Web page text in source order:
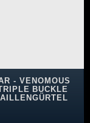
- VENOMOUS
BUCKLE